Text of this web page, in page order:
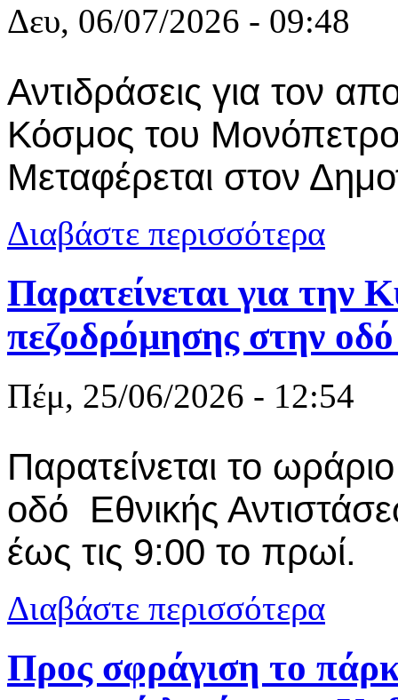
Δευ, 06/07/2026 - 09:48
Αντιδράσεις για τον
Κόσμος του
Μεταφέρεται στον
Διαβάστε περισσότερα
Παρατείνεται για την
πεζοδρόμησης στην
Πέμ, 25/06/2026 - 12:54
Παρατείνεται το
οδό Εθνικής
έως τις 9:00 το πρωί.
Διαβάστε περισσότερα
Προς σφράγιση το